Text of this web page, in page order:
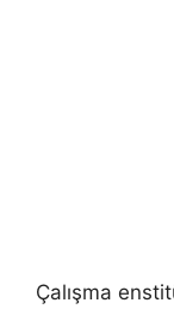
Çalışma